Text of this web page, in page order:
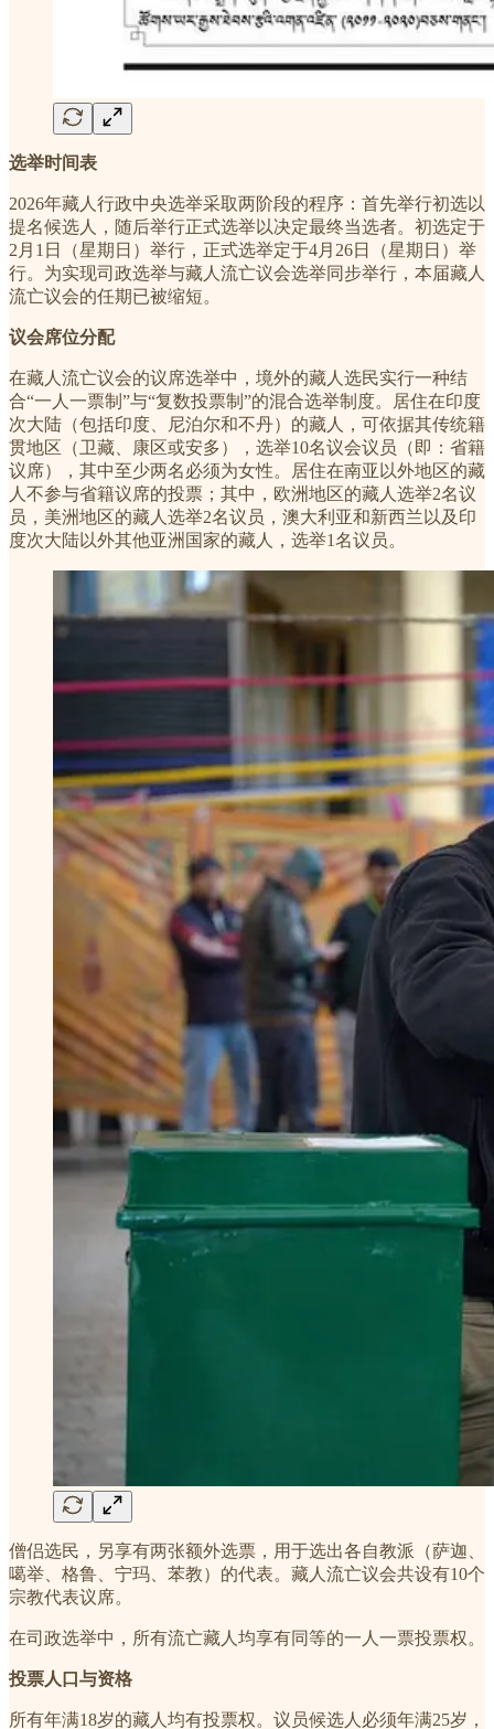
选举时间表
2026年藏人行政中央选举采取两阶段的程序：首先举行初选以
提名候选人，随后举行正式选举以决定最终当选者。初选定于
2月1日（星期日）举行，正式选举定于4月26日（星期日）举
行。为实现司政选举与藏人流亡议会选举同步举行，本届藏人
流亡议会的任期已被缩短。
议会席位分配
在藏人流亡议会的议席选举中，境外的藏人选民实行一种结
合“一人一票制”与“复数投票制”的混合选举制度。居住在印度
次大陆（包括印度、尼泊尔和不丹）的藏人，可依据其传统籍
贯地区（卫藏、康区或安多），选举10名议会议员（即：省籍
议席），其中至少两名必须为女性。居住在南亚以外地区的藏
人不参与省籍议席的投票；其中，欧洲地区的藏人选举2名议
员，美洲地区的藏人选举2名议员，澳大利亚和新西兰以及印
度次大陆以外其他亚洲国家的藏人，选举1名议员。
僧侣选民，另享有两张额外选票，用于选出各自教派（萨迦、
噶举、格鲁、宁玛、苯教）的代表。藏人流亡议会共设有10个
宗教代表议席。
在司政选举中，所有流亡藏人均享有同等的一人一票投票权。
投票人口与资格
所有年满18岁的藏人均有投票权。议员候选人必须年满25岁，